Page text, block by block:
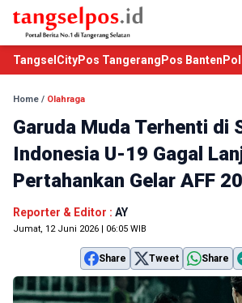
TangselCityPos Tangerang Pos Banten
Home / Olahraga
Garuda Muda Terhenti di
Indonesia U-19 Gagal
Pertahankan Gelar AFF
Reporter & Editor : AY
Jumat, 12 Juni 2026 | 06:05 WIB
Share Tweet Share